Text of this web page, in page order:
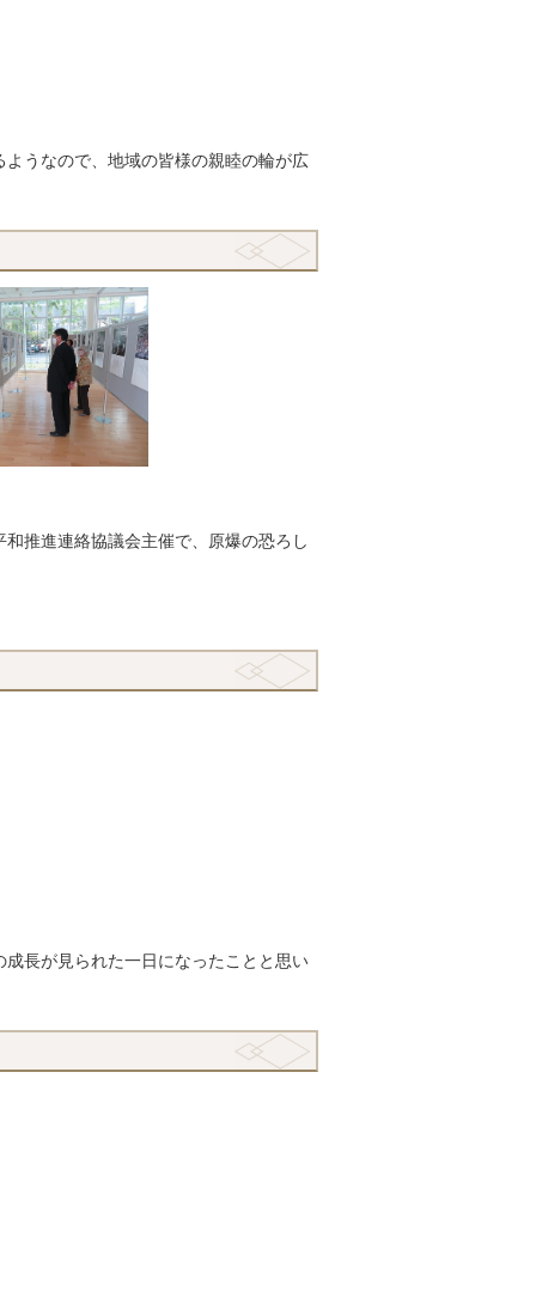
うなので、地域の皆様の親睦の輪が広
推進連絡協議会主催で、原爆の恐ろし
長が見られた一日になったことと思い